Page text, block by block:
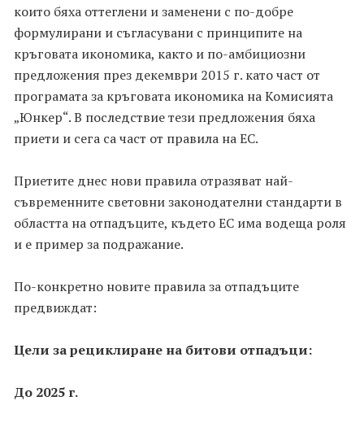
които бяха оттеглени и заменени с по-добре
формулирани и съгласувани с принципите на
кръговата икономика, както и по-амбициозни
предложения през декември 2015 г. като част от
програмата за кръговата икономика на Комисията
„Юнкер“. В последствие тези предложения бяха
приети и сега са част от правила на ЕС.
Приетите днес нови правила отразяват най-
съвременните световни законодателни стандарти в
областта на отпадъците, където ЕС има водеща роля
и е пример за подражание.
По-конкретно новите правила за отпадъците
предвиждат:
Цели за рециклиране на битови отпадъци:
До 2025 г.